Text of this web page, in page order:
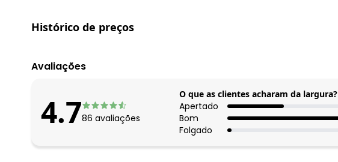
Histórico de preços
agosto/2026
maio/2026
abril/2026
fevereiro/2026
Avaliações
4.786 avaliações
O que as clientes acharam da largura?
Apertado
Bom
Folgado